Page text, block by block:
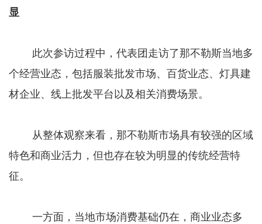
显
此次参访过程中，代表团走访了那不勒斯当地多
个经营业态，包括服装批发市场、百货业态、灯具建
材企业、线上批发平台以及相关消费场景。
从整体观察来看，那不勒斯市场具有较强的区域
特色和商业活力，但也存在较为明显的传统经营特
征。
一方面，当地市场消费基础仍在，商业业态多